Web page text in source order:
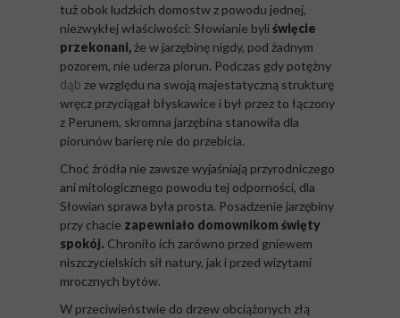
tuż obok ludzkich domostw z powodu jednej,
niezwykłej właściwości: Słowianie byliświęcie
przekonani, że w jarzębinę nigdy, pod żadnym
pozorem, nie uderza piorun. Podczas gdy potężny
dąb ze względu na swoją majestatyczną strukturę
wręcz przyciągał błyskawice i był przez to łączony
z Perunem, skromna jarzębina stanowiła dla
piorunów barierę nie do przebicia.
Choć źródła nie zawsze wyjaśniają przyrodniczego
ani mitologicznego powodu tej odporności, dla
Słowian sprawa była prosta. Posadzenie jarzębiny
przy chacie zapewniało domownikom święty
spokój. Chroniło ich zarówno przed gniewem
niszczycielskich sił natury, jak i przed wizytami
mrocznych bytów.
W przeciwieństwie do drzew obciążonych złą